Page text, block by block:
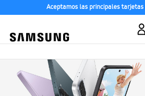
Aceptamos las principales